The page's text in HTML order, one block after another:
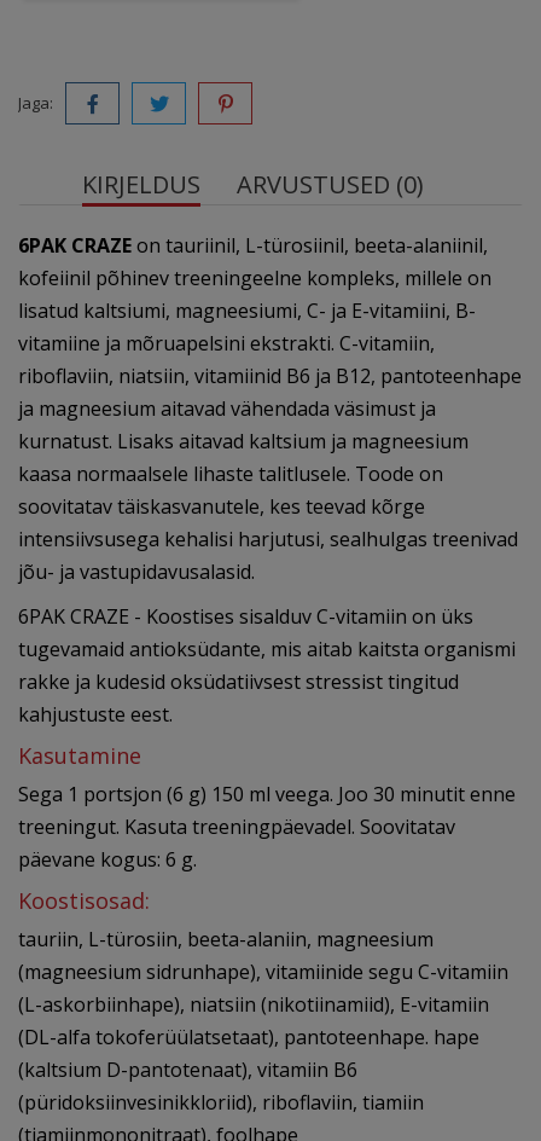
Jaga:
KIRJELDUS ARVUSTUSED (0)
6PAK CRAZEon tauriinil, L-türosiinil, beeta-alaniinil,
kofeiinil põhinev treeningeelne kompleks, millele on
lisatud kaltsiumi, magneesiumi, C- ja E-vitamiini, B-
vitamiine ja mõruapelsini ekstrakti. C-vitamiin,
riboflaviin, niatsiin, vitamiinid B6 ja B12, pantoteenhape
ja magneesium aitavad vähendada väsimust ja
kurnatust. Lisaks aitavad kaltsium ja magneesium
kaasa normaalsele lihaste talitlusele. Toode on
soovitatav täiskasvanutele, kes teevad kõrge
intensiivsusega kehalisi harjutusi, sealhulgas treenivad
jõu- ja vastupidavusalasid.
6PAK CRAZE - Koostises sisalduv C-vitamiin on üks
tugevamaid antioksüdante, mis aitab kaitsta organismi
rakke ja kudesid oksüdatiivsest stressist tingitud
kahjustuste eest.
Kasutamine
Sega 1 portsjon (6 g) 150 ml veega. Joo 30 minutit enne
treeningut. Kasuta treeningpäevadel. Soovitatav
päevane kogus: 6 g.
Koostisosad:
tauriin, L-türosiin, beeta-alaniin, magneesium
(magneesium sidrunhape), vitamiinide segu C-vitamiin
(L-askorbiinhape), niatsiin (nikotiinamiid), E-vitamiin
(DL-alfa tokoferüülatsetaat), pantoteenhape. hape
(kaltsium D-pantotenaat), vitamiin B6
(püridoksiinvesinikkloriid), riboflaviin, tiamiin
(tiamiinmononitraat), foolhape